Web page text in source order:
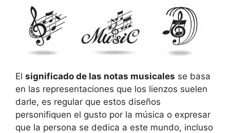
El significado de las notas musicales se basa
en las representaciones que los lienzos suelen
darle, es regular que estos diseños
personifiquen el gusto por la música o expresar
que la persona se dedica a este mundo, incluso